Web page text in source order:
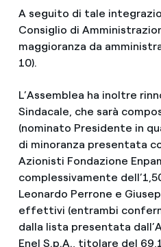
A seguito di tale
Consiglio di
maggioranza da
10).
L’Assemblea ha inoltre
Sindacale, che sarà
(nominato Presidente in
di minoranza presentata
Azionisti Fondazione
complessivamente
Leonardo Perrone e
effettivi (entrambi
dalla lista presentata
Enel S.p.A., titolare del